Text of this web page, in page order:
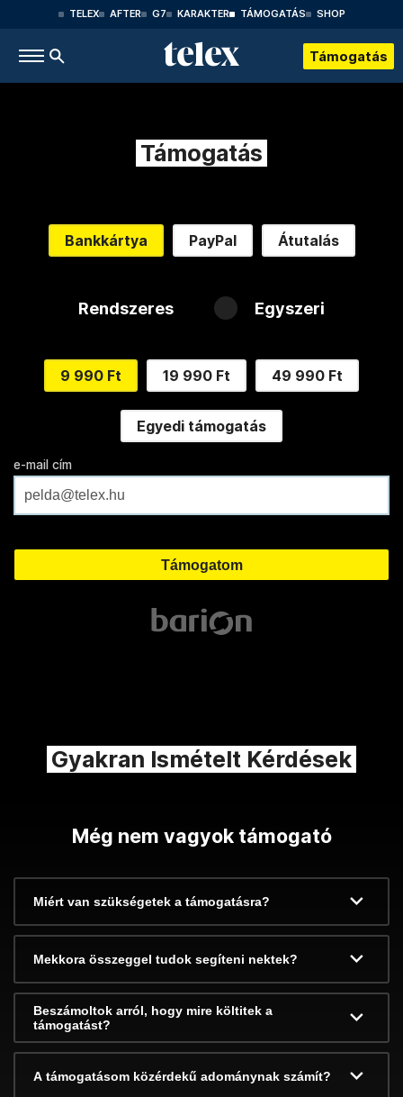
TELEX AFTER G7 KARAKTER TÁMOGATÁS SHOP
Támogatás
Támogatás
Bankkártya PayPal Átutalás
Rendszeres Egyszeri
9 990 Ft 19 990 Ft 49 990 Ft
Egyedi támogatás
e-mail cím
Gyakran Ismételt Kérdések
Még nem vagyok támogató
Miért van szükségetek a támogatásra?
Mekkora összeggel tudok segíteni nektek?
Beszámoltok arról, hogy mire költitek a
támogatást?
A támogatásom közérdekű adománynak számít?